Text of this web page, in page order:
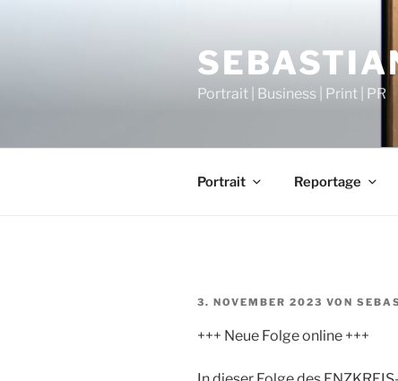
Portrait | Business | Print | PR
Portrait Reportage
VERÖFFENTLICHT
3. NOVEMBER 2023 VON
+++ Neue Folge online +++